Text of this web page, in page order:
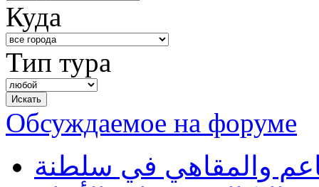
Куда
Тип тура
Обсуждаемое на форуме
والمقاهي في سلطنة